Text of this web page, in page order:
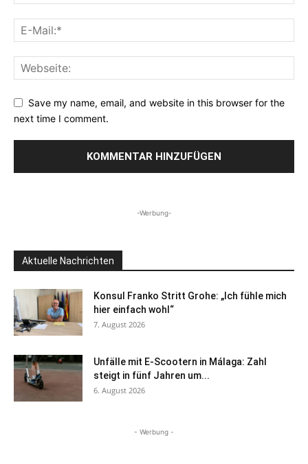
Save my name, email, and website in this browser for the
next time I comment.
-Werbung-
Aktuelle Nachrichten
Konsul Franko Stritt Grohe: „Ich fühle mich
hier einfach wohl“
7. August 2026
Unfälle mit E-Scootern in Málaga: Zahl
steigt in fünf Jahren um...
6. August 2026
- Werbung -